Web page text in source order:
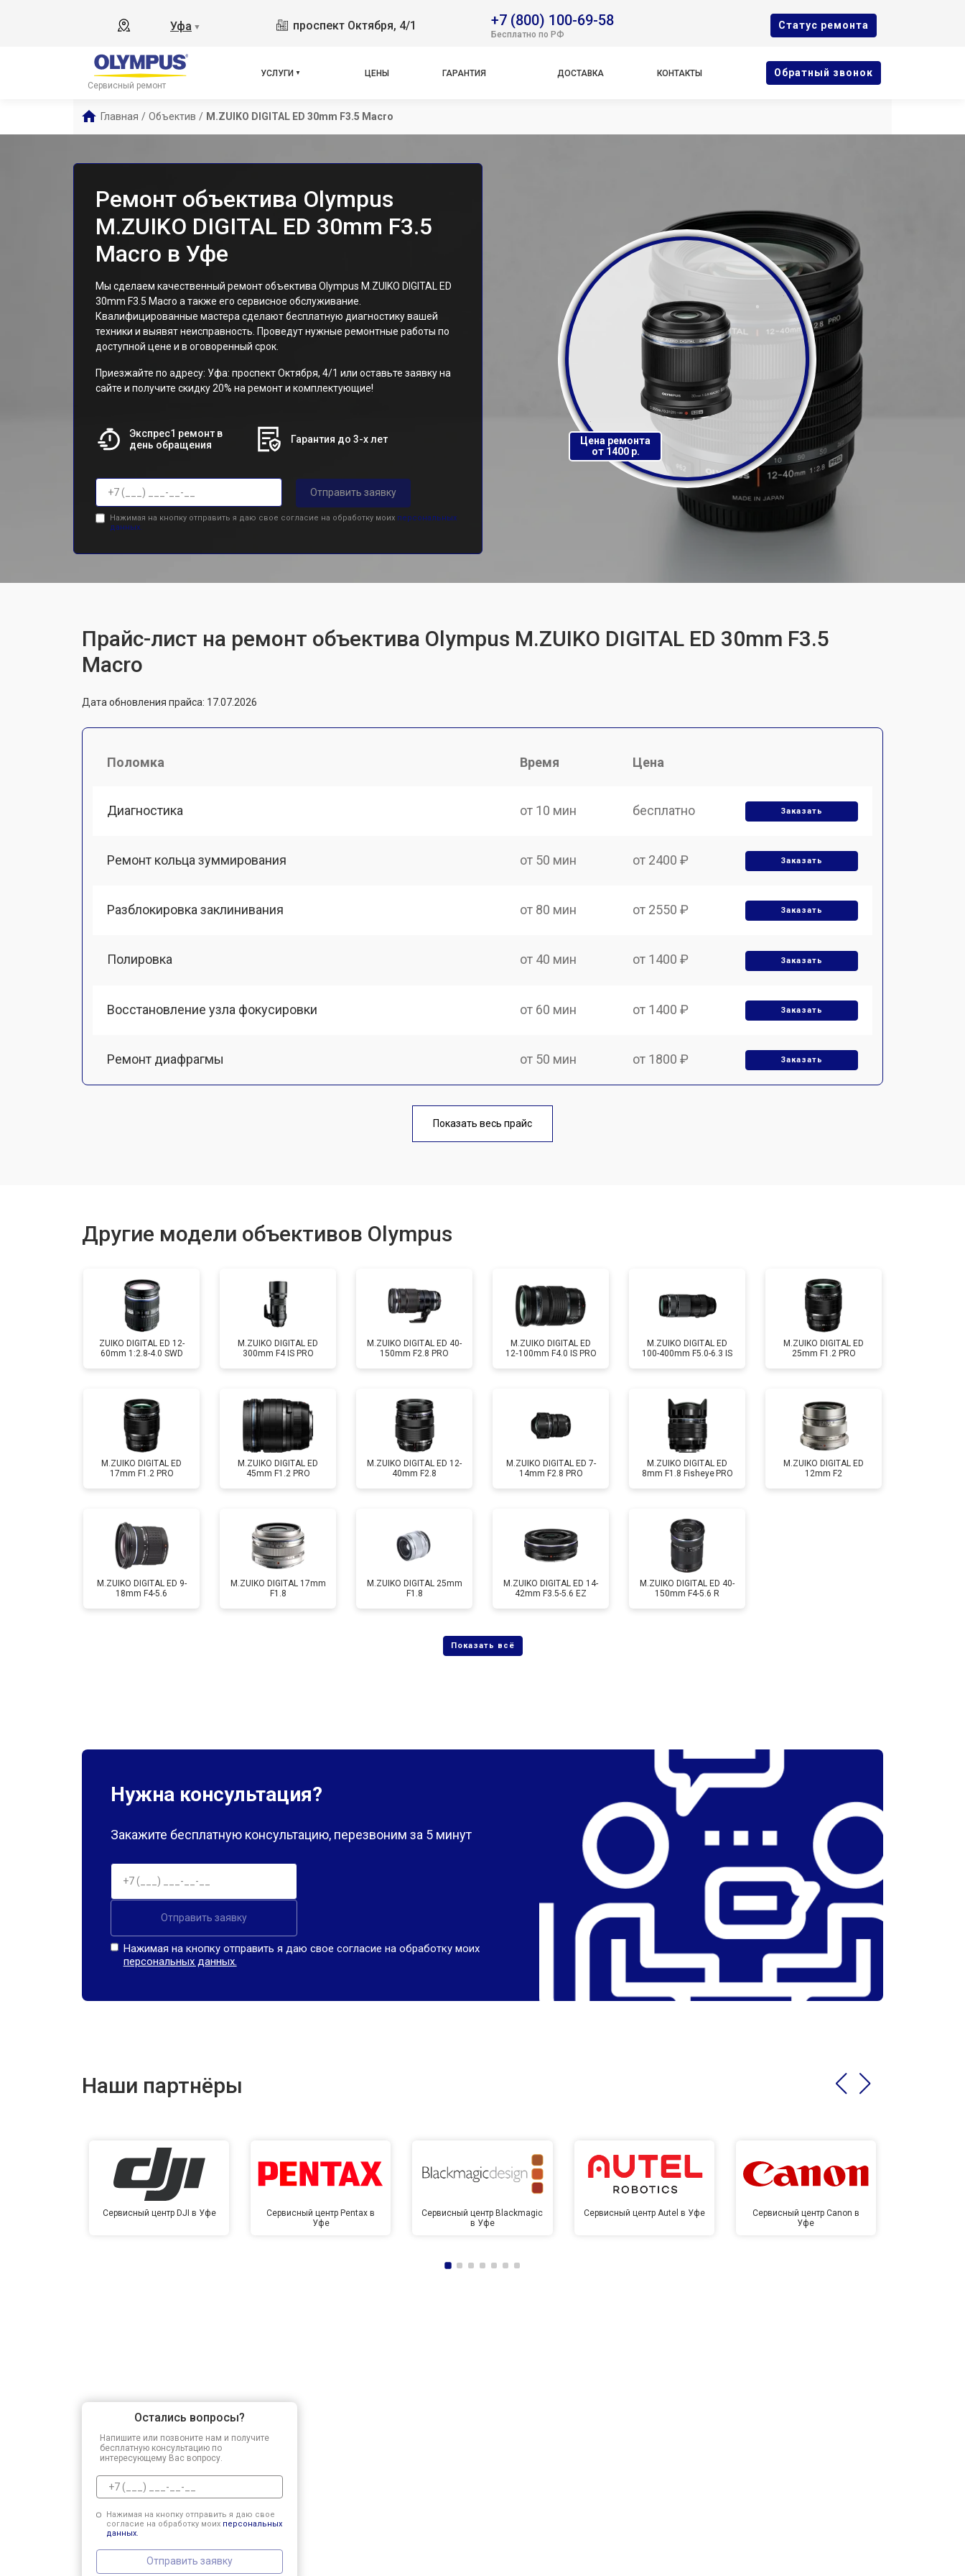
Уфа ▼ проспект Октября, 4/1 +7 (800) 100-69-58
Бесплатно по РФ
Cтатус ремонта
Сервисный ремонт
УСЛУГИ ЦЕНЫ ГАРАНТИЯ ДОСТАВКА КОНТАКТЫ Oбратный звонок
Главная / Объектив / M.ZUIKO DIGITAL ED 30mm F3.5 Macro
Ремонт объектива Olympus
M.ZUIKO DIGITAL ED 30mm F3.5
Macro в Уфе
Мы сделаем качественный ремонт объектива Olympus M.ZUIKO DIGITAL ED
30mm F3.5 Macro а также его сервисное обслуживание.
Квалифицированные мастера сделают бесплатную диагностику вашей
техники и выявят неисправность. Проведут нужные ремонтные работы по
доступной цене и в оговоренный срок.
Приезжайте по адресу: Уфа: проспект Октября, 4/1 или оставьте заявку на
сайте и получите скидку 20% на ремонт и комплектующие!
Экспрес1 ремонт в
день обращения
Гарантия до 3-х лет
Отправить заявку
Нажимая на кнопку отправить я даю свое согласие на обработку моих персональных
данных.
Цена ремонта
от 1400 р.
Прайс-лист на ремонт объектива Olympus M.ZUIKO DIGITAL ED 30mm F3.5
Macro
Дата обновления прайса: 17.07.2026
Поломка Время Цена
Диагностика от 10 мин бесплатно Заказать
Ремонт кольца зуммирования от 50 мин от 2400 ₽ Заказать
Разблокировка заклинивания от 80 мин от 2550 ₽ Заказать
Полировка от 40 мин от 1400 ₽ Заказать
Восстановление узла фокусировки от 60 мин от 1400 ₽ Заказать
Ремонт диафрагмы от 50 мин от 1800 ₽ Заказать
от 60 мин
Ремонт шлейфа оптического стабилизатора от 80 мин от 2600 ₽ Заказать
Показать весь прайс
Другие модели объективов Olympus
ZUIKO DIGITAL ED 12-
60mm 1:2.8-4.0 SWD
M.ZUIKO DIGITAL ED
300mm F4 IS PRO
M.ZUIKO DIGITAL ED 40-
150mm F2.8 PRO
M.ZUIKO DIGITAL ED
12‑100mm F4.0 IS PRO
M.ZUIKO DIGITAL ED
100-400mm F5.0-6.3 IS
M.ZUIKO DIGITAL ED
25mm F1.2 PRO
M.ZUIKO DIGITAL ED
17mm F1.2 PRO
M.ZUIKO DIGITAL ED
45mm F1.2 PRO
M.ZUIKO DIGITAL ED 12-
40mm F2.8
M.ZUIKO DIGITAL ED 7-
14mm F2.8 PRO
M.ZUIKO DIGITAL ED
8mm F1.8 Fisheye PRO
M.ZUIKO DIGITAL ED
12mm F2
M.ZUIKO DIGITAL ED 9-
18mm F4-5.6
M.ZUIKO DIGITAL 17mm
F1.8
M.ZUIKO DIGITAL 25mm
F1.8
M.ZUIKO DIGITAL ED 14-
42mm F3.5-5.6 EZ
M.ZUIKO DIGITAL ED 40-
150mm F4-5.6 R
Нужна консультация?
Закажите бесплатную консультацию, перезвоним за 5 минут
Отправить заявку
Нажимая на кнопку отправить я даю свое согласие на обработку моих
персональных данных.
Наши партнёры
Сервисный центр DJI в Уфе
Сервисный центр Pentax в
Уфе
Сервисный центр Blackmagic
в Уфе
Сервисный центр Autel в Уфе
Сервисный центр Canon в
Уфе
Остались вопросы?
Напишите или позвоните нам и получите
бесплатную консультацию по
интересующему Вас вопросу.
Нажимая на кнопку отправить я даю свое
согласие на обработку моих персональных
данных.
Отправить заявку